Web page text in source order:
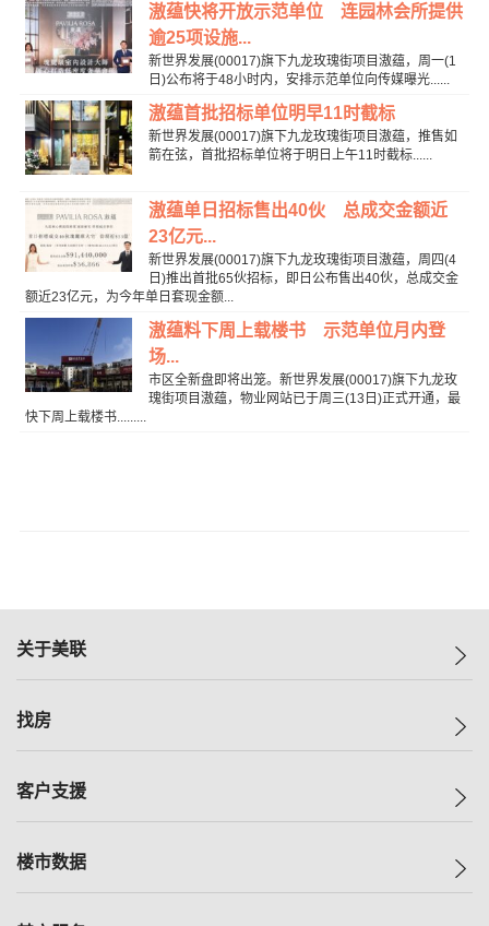
滶蕴快将开放示范单位 连园林会所提供
逾25项设施...
新世界发展(00017)旗下九龙玫瑰街项目滶蕴，周一(1
日)公布将于48小时内，安排示范单位向传媒曝光......
滶蕴首批招标单位明早11时截标
新世界发展(00017)旗下九龙玫瑰街项目滶蕴，推售如
箭在弦，首批招标单位将于明日上午11时截标......
滶蕴单日招标售出40伙 总成交金额近
23亿元...
新世界发展(00017)旗下九龙玫瑰街项目滶蕴，周四(4
日)推出首批65伙招标，即日公布售出40伙，总成交金
额近23亿元，为今年单日套现金额...
滶蕴料下周上载楼书 示范单位月内登
场...
市区全新盘即将出笼。新世界发展(00017)旗下九龙玫
瑰街项目滶蕴，物业网站已于周三(13日)正式开通，最
快下周上载楼书.........
关于美联
美联集团
人才招募
找房
一手新房
减价
客户支援
自助放盘
楼市数据